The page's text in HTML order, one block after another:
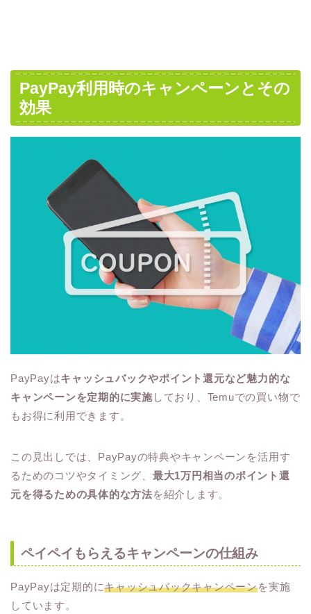
PayPay利用時のキャンペーンとその
効果
PayPayはキャッシュバックやポイント還元など魅力的な
キャンペーンを定期的に実施しており、Temuでの買い物で
もお得に利用できます。
この見出しでは、PayPayの特典やキャンペーンを活用す
るためのコツやタイミング、 最大1万円相当のポイント還
元を得るための具体的な方法を紹介します。
ペイペイもらえるキャンペーンの仕組み
PayPayは定期的にキャッシュバックキャンペーンを実施
しています。